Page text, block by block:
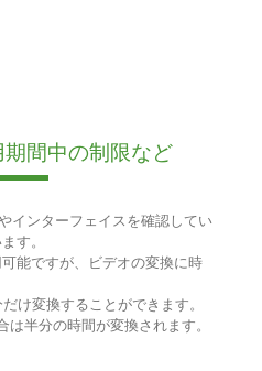
間中の制限など
インターフェイスを確認してい
す。
能ですが、ビデオの変換に時
け変換することができます。
半分の時間が変換されます。